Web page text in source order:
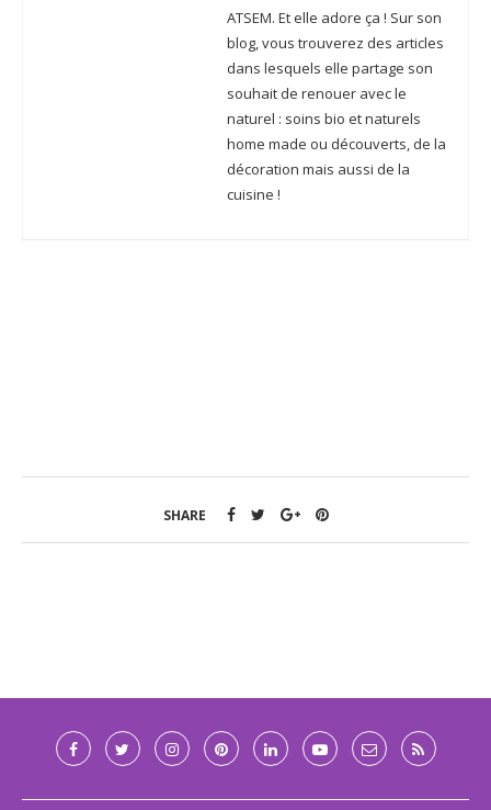
ATSEM. Et elle adore ça ! Sur son
blog, vous trouverez des articles
dans lesquels elle partage son
souhait de renouer avec le
naturel : soins bio et naturels
home made ou découverts, de la
décoration mais aussi de la
cuisine !
SHARE